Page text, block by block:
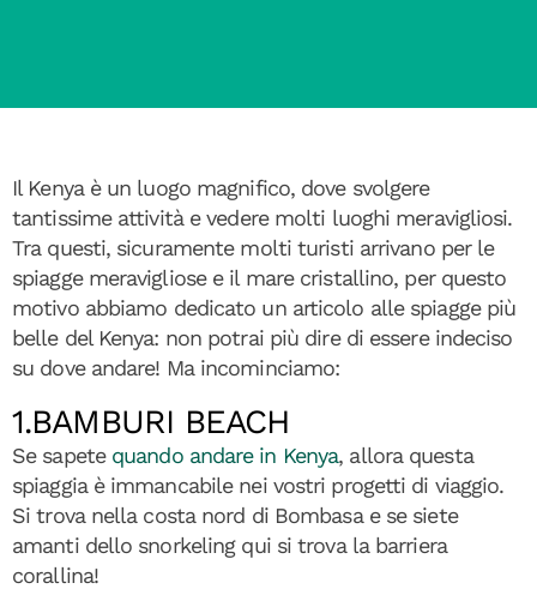
Il Kenya è un luogo magnifico, dove svolgere
tantissime attività e vedere molti luoghi meravigliosi.
Tra questi, sicuramente molti turisti arrivano per le
spiagge meravigliose e il mare cristallino, per questo
motivo abbiamo dedicato un articolo alle spiagge più
belle del Kenya: non potrai più dire di essere indeciso
su dove andare! Ma incominciamo:
1.BAMBURI BEACH
Se sapete quando andare in Kenya, allora questa
spiaggia è immancabile nei vostri progetti di viaggio.
Si trova nella costa nord di Bombasa e se siete
amanti dello snorkeling qui si trova la barriera
corallina!